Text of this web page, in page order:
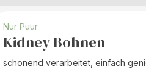
Nur Puur
Kidney Bohnen
schonend verarbeitet, einfach